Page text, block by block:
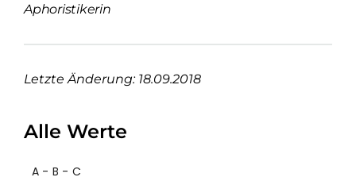
Aphoristikerin
Letzte Änderung: 18.09.2018
Alle Werte
A - B - C